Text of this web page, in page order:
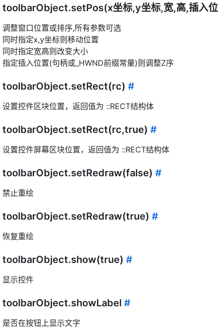
toolbarObject.setPos(x坐标,y坐标,宽,高,插入
调整窗口位置或排序,所有参数可选
同时指定x,y坐标则移动位置
同时指定宽高则改变大小
指定插入位置(句柄或_HWND前缀常量)则调整Z序
toolbarObject.setRect(rc) #
设置控件区块位置，返回值为 ::RECT结构体
toolbarObject.setRect(rc,true) #
设置控件屏幕区块位置，返回值为 ::RECT结构体
toolbarObject.setRedraw(false) #
禁止重绘
toolbarObject.setRedraw(true) #
恢复重绘
toolbarObject.show(true) #
显示控件
toolbarObject.showLabel #
是否在按钮上显示文字